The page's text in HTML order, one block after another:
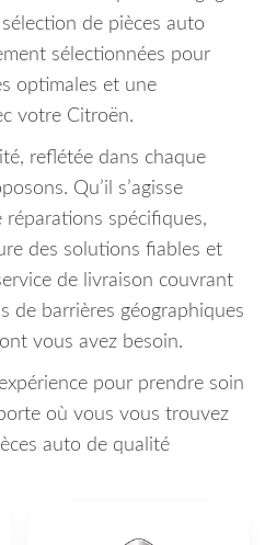
de pièces auto
sélectionnées pour
optimales et une
votre Citroën.
reflétée dans chaque
Qu’il s’agisse
réparations spécifiques,
des solutions fiables et
de livraison couvrant
de barrières géographiques
vous avez besoin.
pour prendre soin
où vous vous trouvez
auto de qualité